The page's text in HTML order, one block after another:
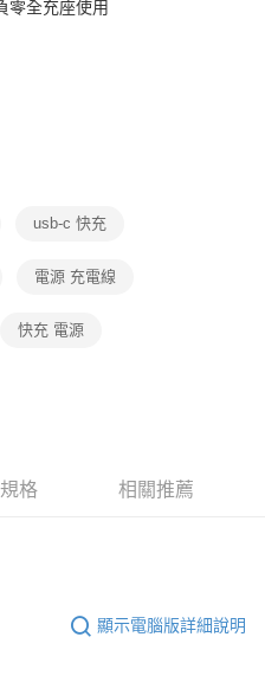
零全充座使用
usb-c 快充
電源 充電線
快充 電源
格 相關推薦
顯示電腦版詳細說明